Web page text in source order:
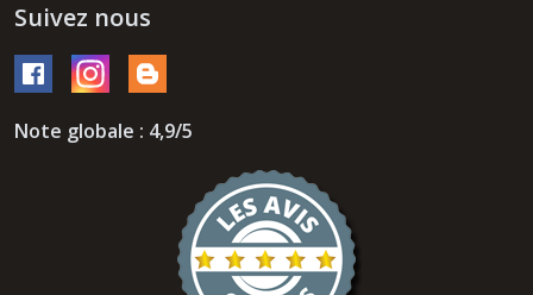
Suivez nous
Note globale : 4,9/5